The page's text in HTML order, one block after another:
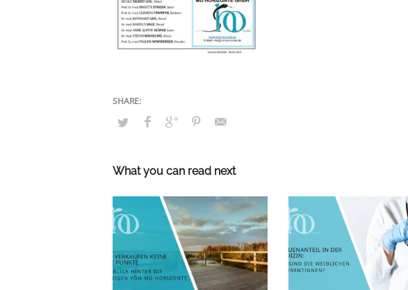
What you can read next